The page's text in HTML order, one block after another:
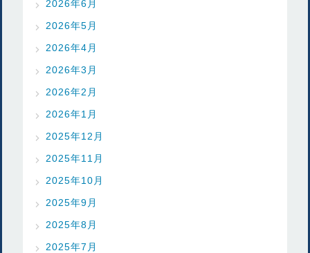
2026年6月
2026年5月
2026年4月
2026年3月
2026年2月
2026年1月
2025年12月
2025年11月
2025年10月
2025年9月
2025年8月
2025年7月